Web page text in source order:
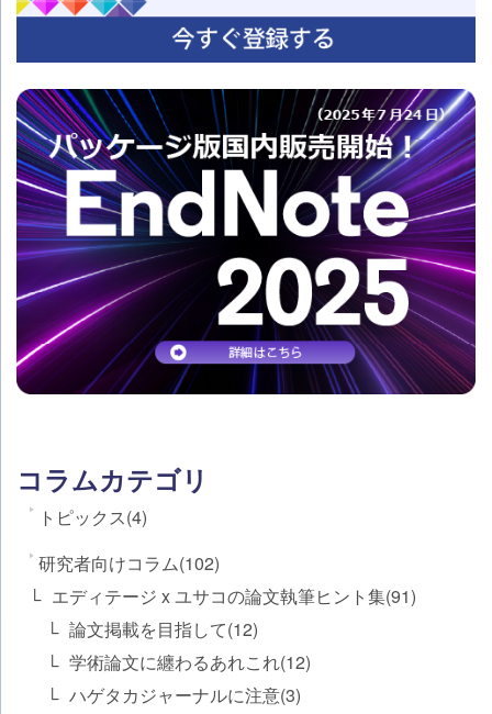
コラムカテゴリ
トピックス(4)
研究者向けコラム(102)
エディテージ x ユサコの論文執筆ヒント集(91)
論文掲載を目指して(12)
学術論文に纏わるあれこれ(12)
ハゲタカジャーナルに注意(3)